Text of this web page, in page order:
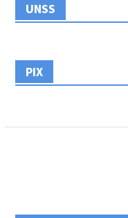
UNSS
PIX